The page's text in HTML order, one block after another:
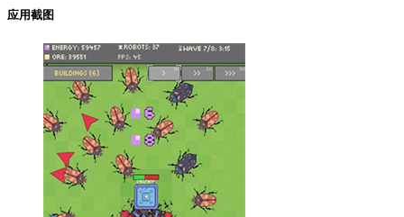
应用截图